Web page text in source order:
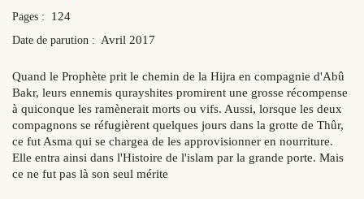
Pages : 124
Date de parution : Avril 2017
Quand le Prophète prit le chemin de la Hijra en compagnie d'Abû
Bakr, leurs ennemis qurayshites promirent une grosse récompense
à quiconque les ramènerait morts ou vifs. Aussi, lorsque les deux
compagnons se réfugièrent quelques jours dans la grotte de Thûr,
ce fut Asma qui se chargea de les approvisionner en nourriture.
Elle entra ainsi dans l'Histoire de l'islam par la grande porte. Mais
ce ne fut pas là son seul mérite